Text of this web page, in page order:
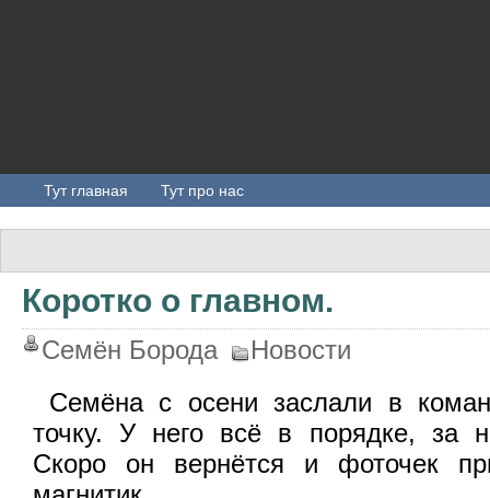
Тут главная Тут про нас
Коротко о главном.
Семён Борода
Новости
Семёна с осени заслали в
точку. У него всё в порядке, за
Скоро он вернётся и фоточек